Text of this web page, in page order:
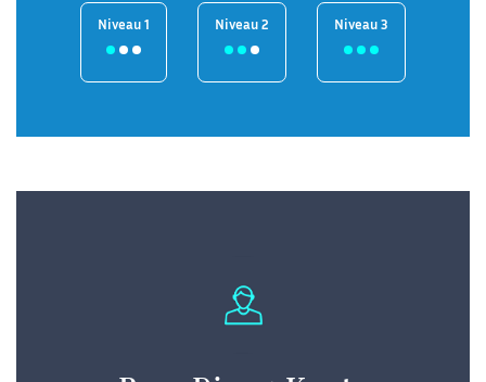
Niveau 1 Niveau 2 Niveau 3